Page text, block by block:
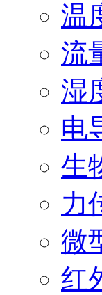
温
流
湿
电
生
力
微
红